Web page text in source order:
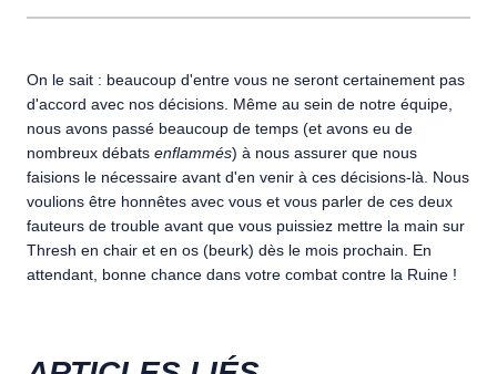
On le sait : beaucoup d'entre vous ne seront certainement pas
d'accord avec nos décisions. Même au sein de notre équipe,
nous avons passé beaucoup de temps (et avons eu de
nombreux débats enflammés) à nous assurer que nous
faisions le nécessaire avant d'en venir à ces décisions-là. Nous
voulions être honnêtes avec vous et vous parler de ces deux
fauteurs de trouble avant que vous puissiez mettre la main sur
Thresh en chair et en os (beurk) dès le mois prochain. En
attendant, bonne chance dans votre combat contre la Ruine !